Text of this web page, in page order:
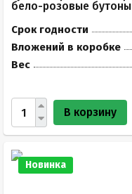
бело-розовые бутоны
Срок годности
Вложений в коробке
Вес
В корзину
Новинка